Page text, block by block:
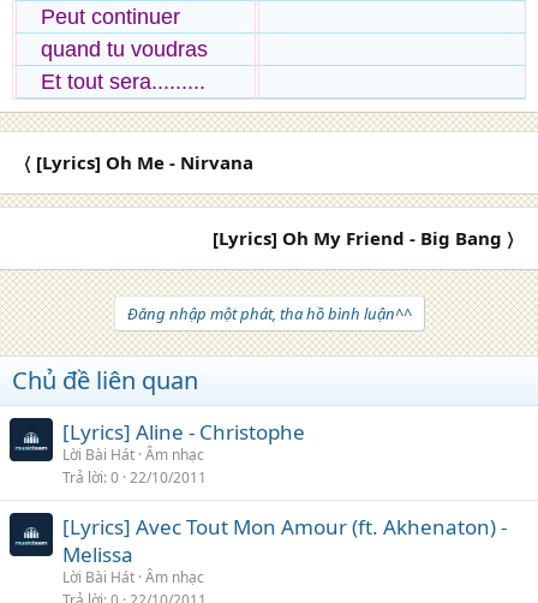
Peut continuer
quand tu voudras
Et tout sera.........
〈 [Lyrics] Oh Me - Nirvana
[Lyrics] Oh My Friend - Big Bang 〉
Đăng nhập một phát, tha hồ bình luận^^
Chủ đề liên quan
[Lyrics] Aline - Christophe
Lời Bài Hát Âm nhạc
Trả lời 0 22/10/2011
[Lyrics] Avec Tout Mon Amour (ft. Akhenaton) -
Melissa
Lời Bài Hát Âm nhạc